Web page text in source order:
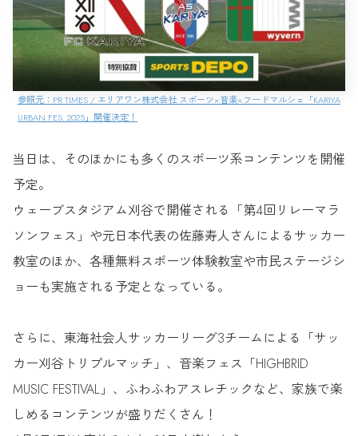
参照元：PR TIMES / エリアワン株式会社 スポーツ×音楽×フードマルシェ「KARIYA
URBAN FES. 2025」開催決定！
当日は、そのほかにも多くのスポーツ系コンテンツを開催
予定。
ウェーブスタジアム刈谷で開催される「第4回リレーマラ
ソンフェス」や元日本代表の佐藤寿人さんによるサッカー
教室のほか、各種無料スポーツ体験教室や市民ステージシ
ョーも実施される予定となっている。
さらに、東海社会人サッカーリーグ3チームによる「サッ
カー刈谷トリプルマッチ」、音楽フェス「HIGHBRID
MUSIC FESTIVAL」、ふわふわアスレチックなど、家族で楽
しめるコンテンツが盛りだくさん！